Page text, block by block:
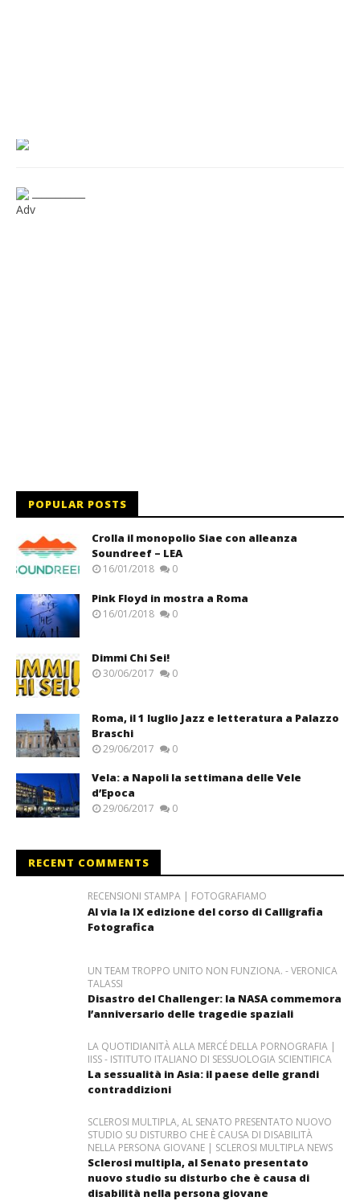
Adv
POPULAR POSTS
Crolla il monopolio Siae con alleanza
Soundreef – LEA
16/01/2018 0
Pink Floyd in mostra a Roma
16/01/2018 0
Dimmi Chi Sei!
30/06/2017 0
Roma, il 1 luglio Jazz e letteratura a Palazzo
Braschi
29/06/2017 0
Vela: a Napoli la settimana delle Vele
d’Epoca
29/06/2017 0
RECENT COMMENTS
RECENSIONI STAMPA | FOTOGRAFIAMO
Al via la IX edizione del corso di Calligrafia
Fotografica
UN TEAM TROPPO UNITO NON FUNZIONA. - VERONICA
TALASSI
Disastro del Challenger: la NASA commemora
l’anniversario delle tragedie spaziali
LA QUOTIDIANITÀ ALLA MERCÉ DELLA PORNOGRAFIA |
IISS - ISTITUTO ITALIANO DI SESSUOLOGIA SCIENTIFICA
La sessualità in Asia: il paese delle grandi
contraddizioni
SCLEROSI MULTIPLA, AL SENATO PRESENTATO NUOVO
STUDIO SU DISTURBO CHE È CAUSA DI DISABILITÀ
NELLA PERSONA GIOVANE | SCLEROSI MULTIPLA NEWS
Sclerosi multipla, al Senato presentato
nuovo studio su disturbo che è causa di
disabilità nella persona giovane